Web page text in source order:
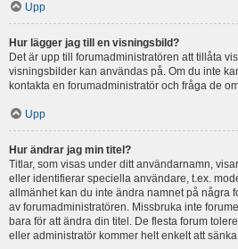
Upp
Hur lägger jag till en visningsbild?
Det är upp till forumadministratören att tillåta
visningsbilder kan användas på. Om du inte
kontakta en forumadministratör och fråga de
Upp
Hur ändrar jag min titel?
Titlar, som visas under ditt användarnamn,
eller identifierar speciella användare, t.ex.
allmänhet kan du inte ändra namnet på några
av forumadministratören. Missbruka inte
bara för att ändra din titel. De flesta forum
eller administratör kommer helt enkelt att